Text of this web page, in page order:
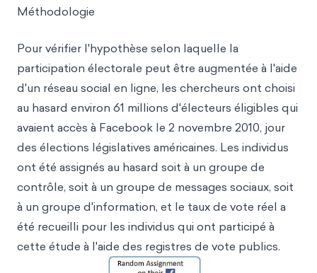
Méthodologie
Pour vérifier l'hypothèse selon laquelle la
participation électorale peut être augmentée à l'aide
d'un réseau social en ligne, les chercheurs ont choisi
au hasard environ 61 millions d'électeurs éligibles qui
avaient accès à Facebook le 2 novembre 2010, jour
des élections législatives américaines. Les individus
ont été assignés au hasard soit à un groupe de
contrôle, soit à un groupe de messages sociaux, soit
à un groupe d'information, et le taux de vote réel a
été recueilli pour les individus qui ont participé à
cette étude à l'aide des registres de vote publics.